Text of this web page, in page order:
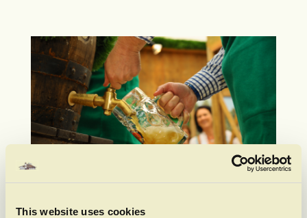
This website uses cookies